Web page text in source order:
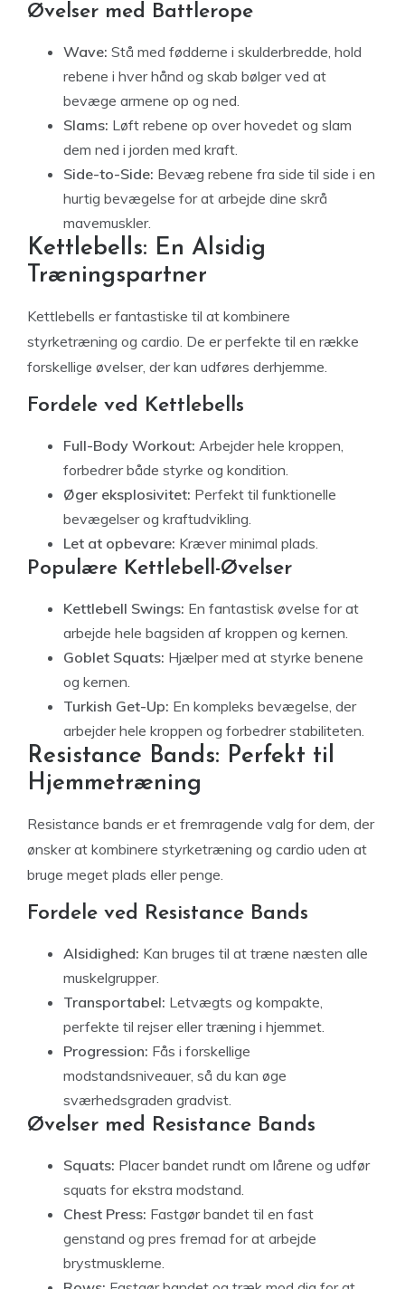
Øvelser med Battlerope
Wave: Stå med fødderne i skulderbredde, hold
rebene i hver hånd og skab bølger ved at
bevæge armene op og ned.
Slams: Løft rebene op over hovedet og slam
dem ned i jorden med kraft.
Side-to-Side: Bevæg rebene fra side til side i en
hurtig bevægelse for at arbejde dine skrå
mavemuskler.
Kettlebells: En Alsidig
Træningspartner
Kettlebells er fantastiske til at kombinere
styrketræning og cardio. De er perfekte til en række
forskellige øvelser, der kan udføres derhjemme.
Fordele ved Kettlebells
Full-Body Workout: Arbejder hele kroppen,
forbedrer både styrke og kondition.
Øger eksplosivitet: Perfekt til funktionelle
bevægelser og kraftudvikling.
Let at opbevare: Kræver minimal plads.
Populære Kettlebell-Øvelser
Kettlebell Swings: En fantastisk øvelse for at
arbejde hele bagsiden af kroppen og kernen.
Goblet Squats: Hjælper med at styrke benene
og kernen.
Turkish Get-Up: En kompleks bevægelse, der
arbejder hele kroppen og forbedrer stabiliteten.
Resistance Bands: Perfekt til
Hjemmetræning
Resistance bands er et fremragende valg for dem, der
ønsker at kombinere styrketræning og cardio uden at
bruge meget plads eller penge.
Fordele ved Resistance Bands
Alsidighed: Kan bruges til at træne næsten alle
muskelgrupper.
Transportabel: Letvægts og kompakte,
perfekte til rejser eller træning i hjemmet.
Progression: Fås i forskellige
modstandsniveauer, så du kan øge
sværhedsgraden gradvist.
Øvelser med Resistance Bands
Squats: Placer bandet rundt om lårene og udfør
squats for ekstra modstand.
Chest Press: Fastgør bandet til en fast
genstand og pres fremad for at arbejde
brystmusklerne.